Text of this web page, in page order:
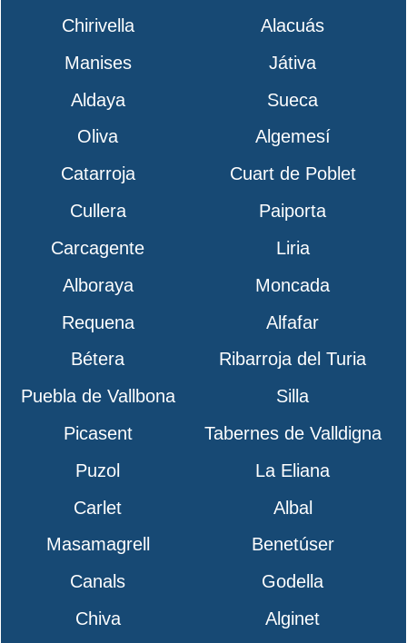
Chirivella
Alacuás
Manises
Játiva
Aldaya
Sueca
Oliva
Algemesí
Catarroja
Cuart de Poblet
Cullera
Paiporta
Carcagente
Liria
Alboraya
Moncada
Requena
Alfafar
Bétera
Ribarroja del Turia
Puebla de Vallbona
Silla
Picasent
Tabernes de Valldigna
Puzol
La Eliana
Carlet
Albal
Masamagrell
Benetúser
Canals
Godella
Chiva
Alginet